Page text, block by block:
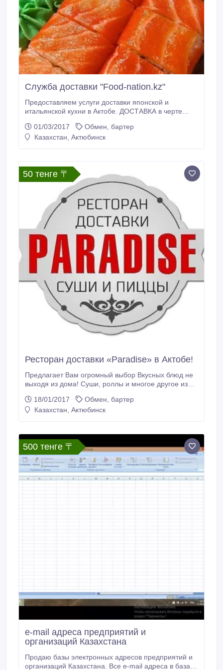
Служба доставки "Food-nation.kz"
Предоставляем услуги доставки японской и
итальянской кухни в Актобе. ДОСТАВКА в черте
городу - бесплатная. Все меню на сайте food-
nation.kz, а также информация на странице
01/03/2017
Обмен, бартер
Казахстан, Актюбинск
50 тенге 〒
Ресторан доставки «Paradise» в Актобе!
Предлагает Вам огромный выбор Вкусных блюд не
выходя из дома! Суши, роллы и многое другое из
более 10 видов Итальянской Пиццы. Шашлыки,
Кебабы, Донер, Дурум, Салаты и закуски. Напитки.
18/01/2017
Обмен, бартер
Казахстан, Актюбинск
500 тенге 〒
e-mail адреса предприятий и
организаций Казахстана
Продаю базы электронных адресов предприятий и
организаций Казахстана. Все e-mail адреса в базах